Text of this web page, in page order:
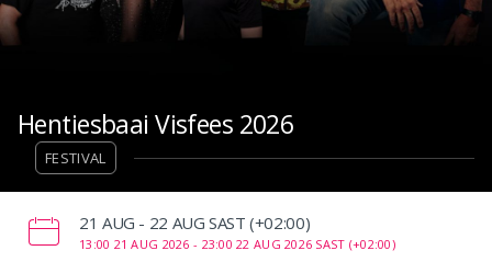
Hentiesbaai Visfees 2026
FESTIVAL
‌21 AUG - 22 AUG SAST (+02:00)
13:00 21 AUG 2026 - 23:00 22 AUG 2026 SAST (+02:00)